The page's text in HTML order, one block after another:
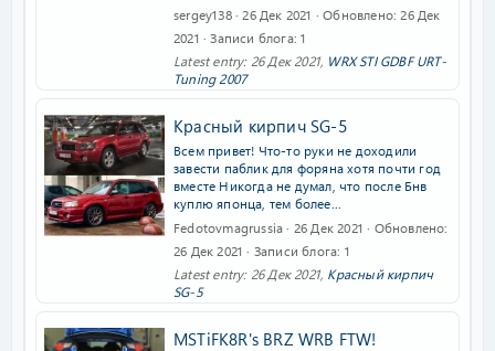
sergey138
26 Дек 2021 Обновлено 26 Дек
2021
Записи блога 1
Latest entry: 26 Дек 2021, WRX STI GDBF URT-
Tuning 2007
Красный кирпич SG-5
Всем привет! Что-то руки не доходили
завести паблик для форяна хотя почти год
вместе Никогда не думал, что после Бнв
куплю японца, тем более...
Fedotovmagrussia
26 Дек 2021
Обновлено
26 Дек 2021
Записи блога 1
Latest entry: 26 Дек 2021, Красный кирпич
SG-5
MSTiFK8R's BRZ WRB FTW!